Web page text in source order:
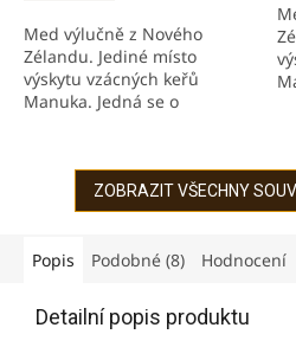
Med výlučně z Nového
Zélandu. Jediné místo
výskytu vzácných keřů
Manuka. Jedná se o
množství účinné látky...
5
ZOBRAZIT VŠECHNY
Popis Podobné (8) Hodnocení
Detailní popis produktu